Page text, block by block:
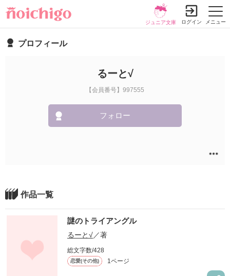
メニュー
ジュニア文庫 ログイン
プロフィール
るーと√
【会員番号】997555
フォロー
作品一覧
謎のトライアングル
るーと√／著
総文字数/428
恋愛(その他) 1ページ